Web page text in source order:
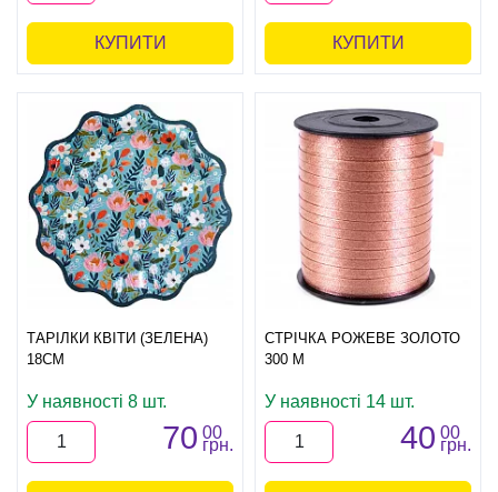
КУПИТИ КУПИТИ
ТАРІЛКИ КВІТИ (ЗЕЛЕНА)
18СМ
У наявності 8 шт.
70 00
грн.
СТРІЧКА РОЖЕВЕ ЗОЛОТО
300 М
У наявності 14 шт.
40 00
грн.